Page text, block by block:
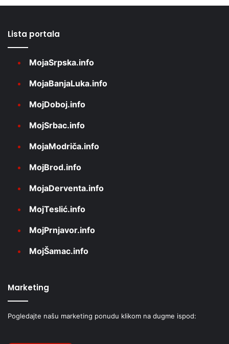
Lista portala
MojaSrpska.info
MojaBanjaLuka.info
MojDoboj.info
MojSrbac.info
MojaModriča.info
MojBrod.info
MojaDerventa.info
MojTeslić.info
MojPrnjavor.info
MojŠamac.info
Marketing
Pogledajte našu marketing ponudu klikom na dugme ispod: